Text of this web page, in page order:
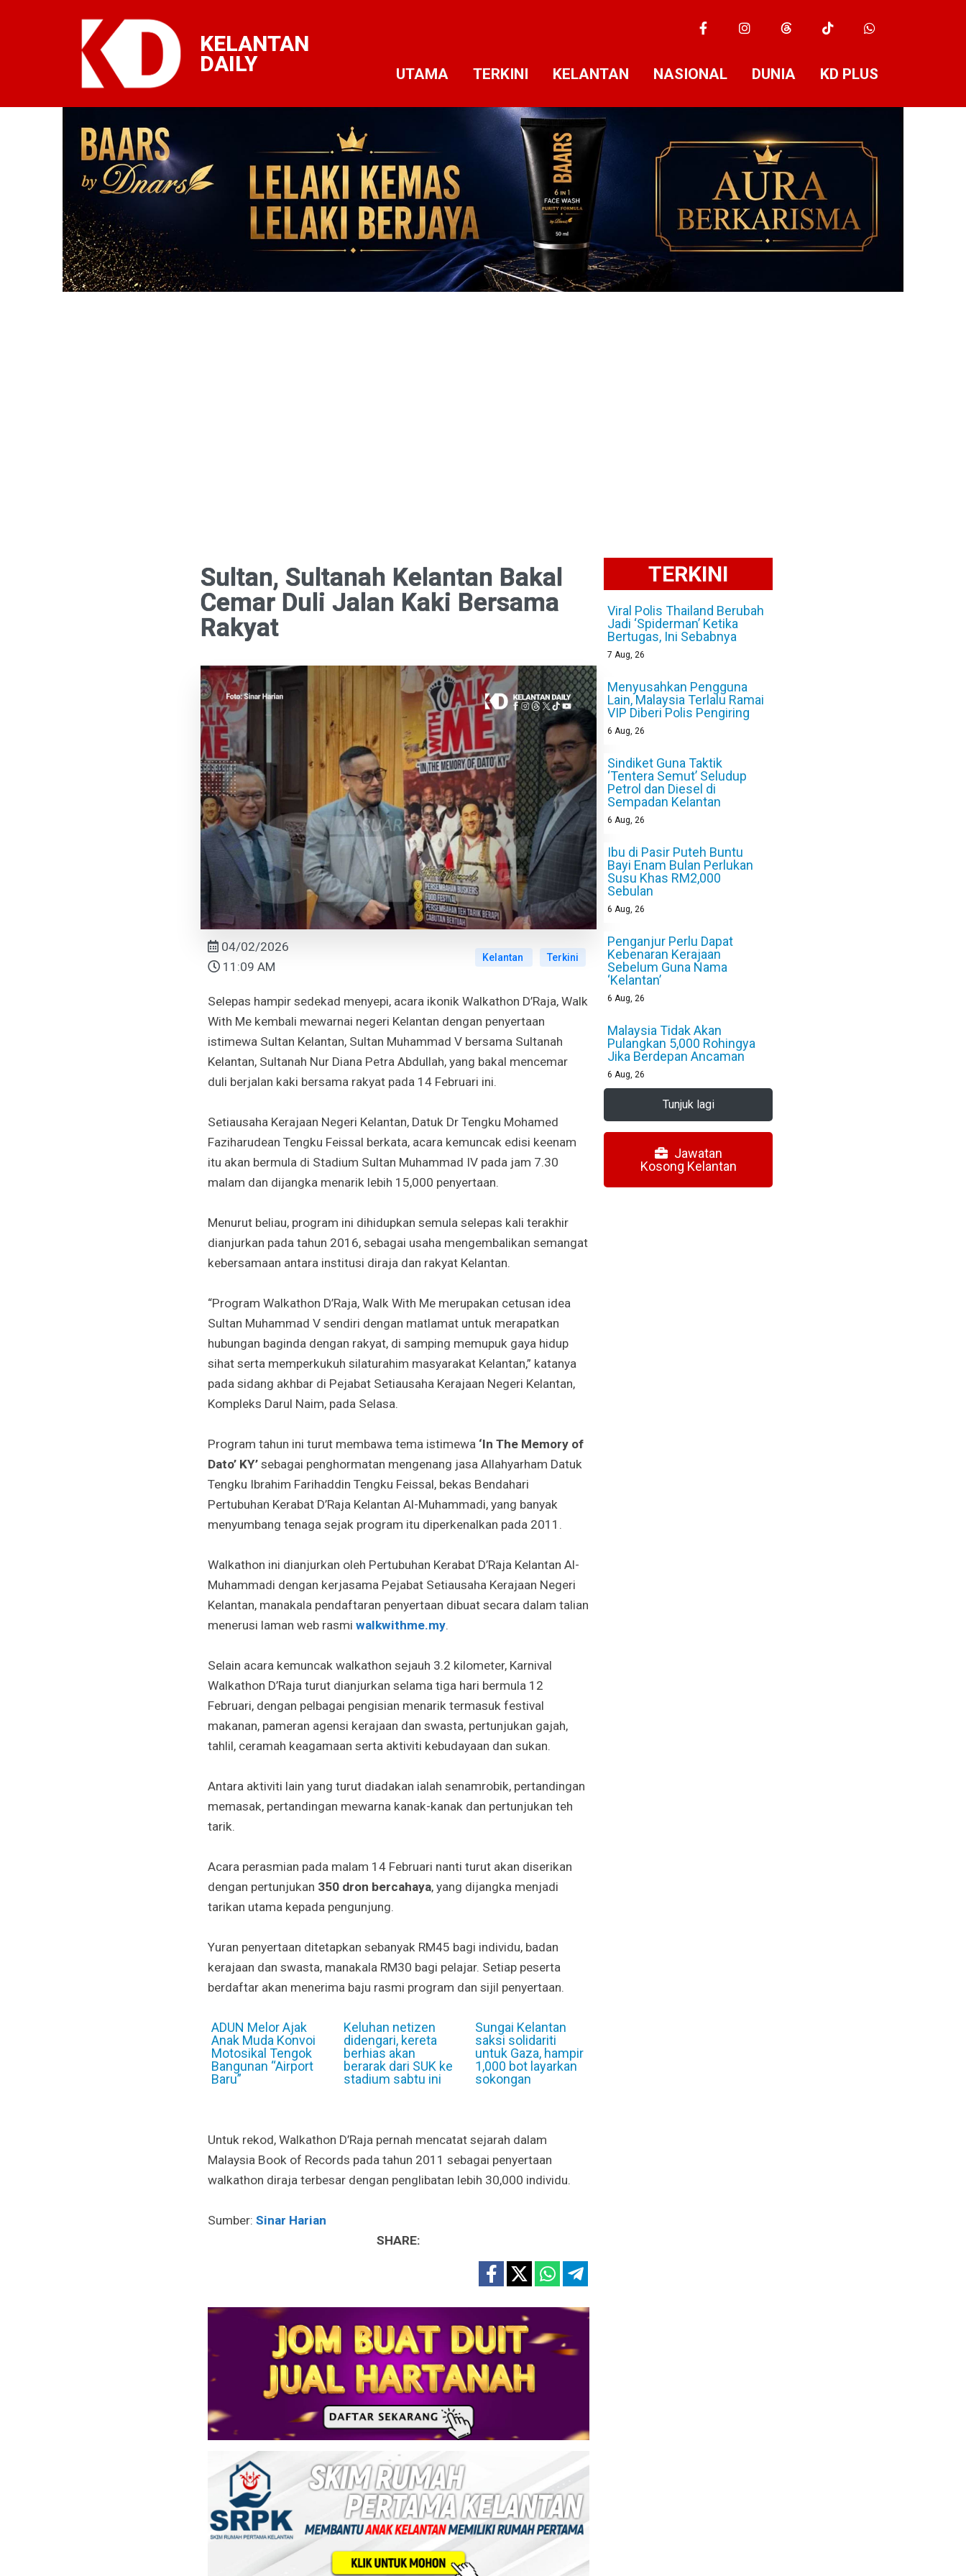
KELANTAN
DAILY
UTAMA TERKINI KELANTAN NASIONAL DUNIA KD PLUS
Sultan, Sultanah Kelantan Bakal
Cemar Duli Jalan Kaki Bersama
Rakyat
04/02/2026
11:09 AM
Kelantan Terkini
Selepas hampir sedekad menyepi, acara ikonik Walkathon D’Raja, Walk
With Me kembali mewarnai negeri Kelantan dengan penyertaan
istimewa Sultan Kelantan, Sultan Muhammad V bersama Sultanah
Kelantan, Sultanah Nur Diana Petra Abdullah, yang bakal mencemar
duli berjalan kaki bersama rakyat pada 14 Februari ini.
Setiausaha Kerajaan Negeri Kelantan, Datuk Dr Tengku Mohamed
Faziharudean Tengku Feissal berkata, acara kemuncak edisi keenam
itu akan bermula di Stadium Sultan Muhammad IV pada jam 7.30
malam dan dijangka menarik lebih 15,000 penyertaan.
Menurut beliau, program ini dihidupkan semula selepas kali terakhir
dianjurkan pada tahun 2016, sebagai usaha mengembalikan semangat
kebersamaan antara institusi diraja dan rakyat Kelantan.
“Program Walkathon D’Raja, Walk With Me merupakan cetusan idea
Sultan Muhammad V sendiri dengan matlamat untuk merapatkan
hubungan baginda dengan rakyat, di samping memupuk gaya hidup
sihat serta memperkukuh silaturahim masyarakat Kelantan,” katanya
pada sidang akhbar di Pejabat Setiausaha Kerajaan Negeri Kelantan,
Kompleks Darul Naim, pada Selasa.
Program tahun ini turut membawa tema istimewa ‘In The Memory of
Dato’ KY’sebagai penghormatan mengenang jasa Allahyarham Datuk
Tengku Ibrahim Farihaddin Tengku Feissal, bekas Bendahari
Pertubuhan Kerabat D’Raja Kelantan Al-Muhammadi, yang banyak
menyumbang tenaga sejak program itu diperkenalkan pada 2011.
Walkathon ini dianjurkan oleh Pertubuhan Kerabat D’Raja Kelantan Al-
Muhammadi dengan kerjasama Pejabat Setiausaha Kerajaan Negeri
Kelantan, manakala pendaftaran penyertaan dibuat secara dalam talian
menerusi laman web rasmi walkwithme.my.
Selain acara kemuncak walkathon sejauh 3.2 kilometer, Karnival
Walkathon D’Raja turut dianjurkan selama tiga hari bermula 12
Februari, dengan pelbagai pengisian menarik termasuk festival
makanan, pameran agensi kerajaan dan swasta, pertunjukan gajah,
tahlil, ceramah keagamaan serta aktiviti kebudayaan dan sukan.
Antara aktiviti lain yang turut diadakan ialah senamrobik, pertandingan
memasak, pertandingan mewarna kanak-kanak dan pertunjukan teh
tarik.
Acara perasmian pada malam 14 Februari nanti turut akan diserikan
dengan pertunjukan 350 dron bercahaya, yang dijangka menjadi
tarikan utama kepada pengunjung.
Yuran penyertaan ditetapkan sebanyak RM45 bagi individu, badan
kerajaan dan swasta, manakala RM30 bagi pelajar. Setiap peserta
berdaftar akan menerima baju rasmi program dan sijil penyertaan.
ADUN Melor Ajak
Anak Muda Konvoi
Motosikal Tengok
Bangunan “Airport
Baru”
Keluhan netizen
didengari, kereta
berhias akan
berarak dari SUK ke
stadium sabtu ini
Sungai Kelantan
saksi solidariti
untuk Gaza, hampir
1,000 bot layarkan
sokongan
Untuk rekod, Walkathon D’Raja pernah mencatat sejarah dalam
Malaysia Book of Records pada tahun 2011 sebagai penyertaan
walkathon diraja terbesar dengan penglibatan lebih 30,000 individu.
Sumber: Sinar Harian
SHARE:
TERKINI
Viral Polis Thailand Berubah
Jadi ‘Spiderman’ Ketika
Bertugas, Ini Sebabnya
7 Aug, 26
Menyusahkan Pengguna
Lain, Malaysia Terlalu Ramai
VIP Diberi Polis Pengiring
6 Aug, 26
Sindiket Guna Taktik
‘Tentera Semut’ Seludup
Petrol dan Diesel di
Sempadan Kelantan
6 Aug, 26
Ibu di Pasir Puteh Buntu
Bayi Enam Bulan Perlukan
Susu Khas RM2,000
Sebulan
6 Aug, 26
Penganjur Perlu Dapat
Kebenaran Kerajaan
Sebelum Guna Nama
‘Kelantan’
6 Aug, 26
Malaysia Tidak Akan
Pulangkan 5,000 Rohingya
Jika Berdepan Ancaman
6 Aug, 26
Tunjuk lagi
Jawatan
Kosong Kelantan